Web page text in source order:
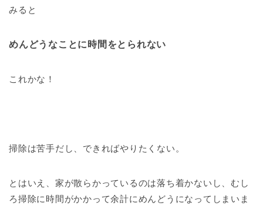
みると
めんどうなことに時間をとられない
これかな！
掃除は苦手だし、できればやりたくない。
とはいえ、家が散らかっているのは落ち着かないし、むし
ろ掃除に時間がかかって余計にめんどうになってしまいま